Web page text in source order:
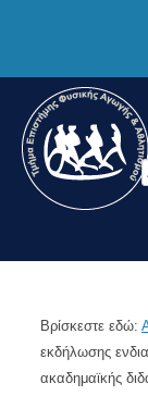
Βρίσκεστε εδώ:
εκδήλωσης
ακαδημαϊκής